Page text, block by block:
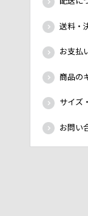
送料・
お支払
商品の
サイズ
お問い